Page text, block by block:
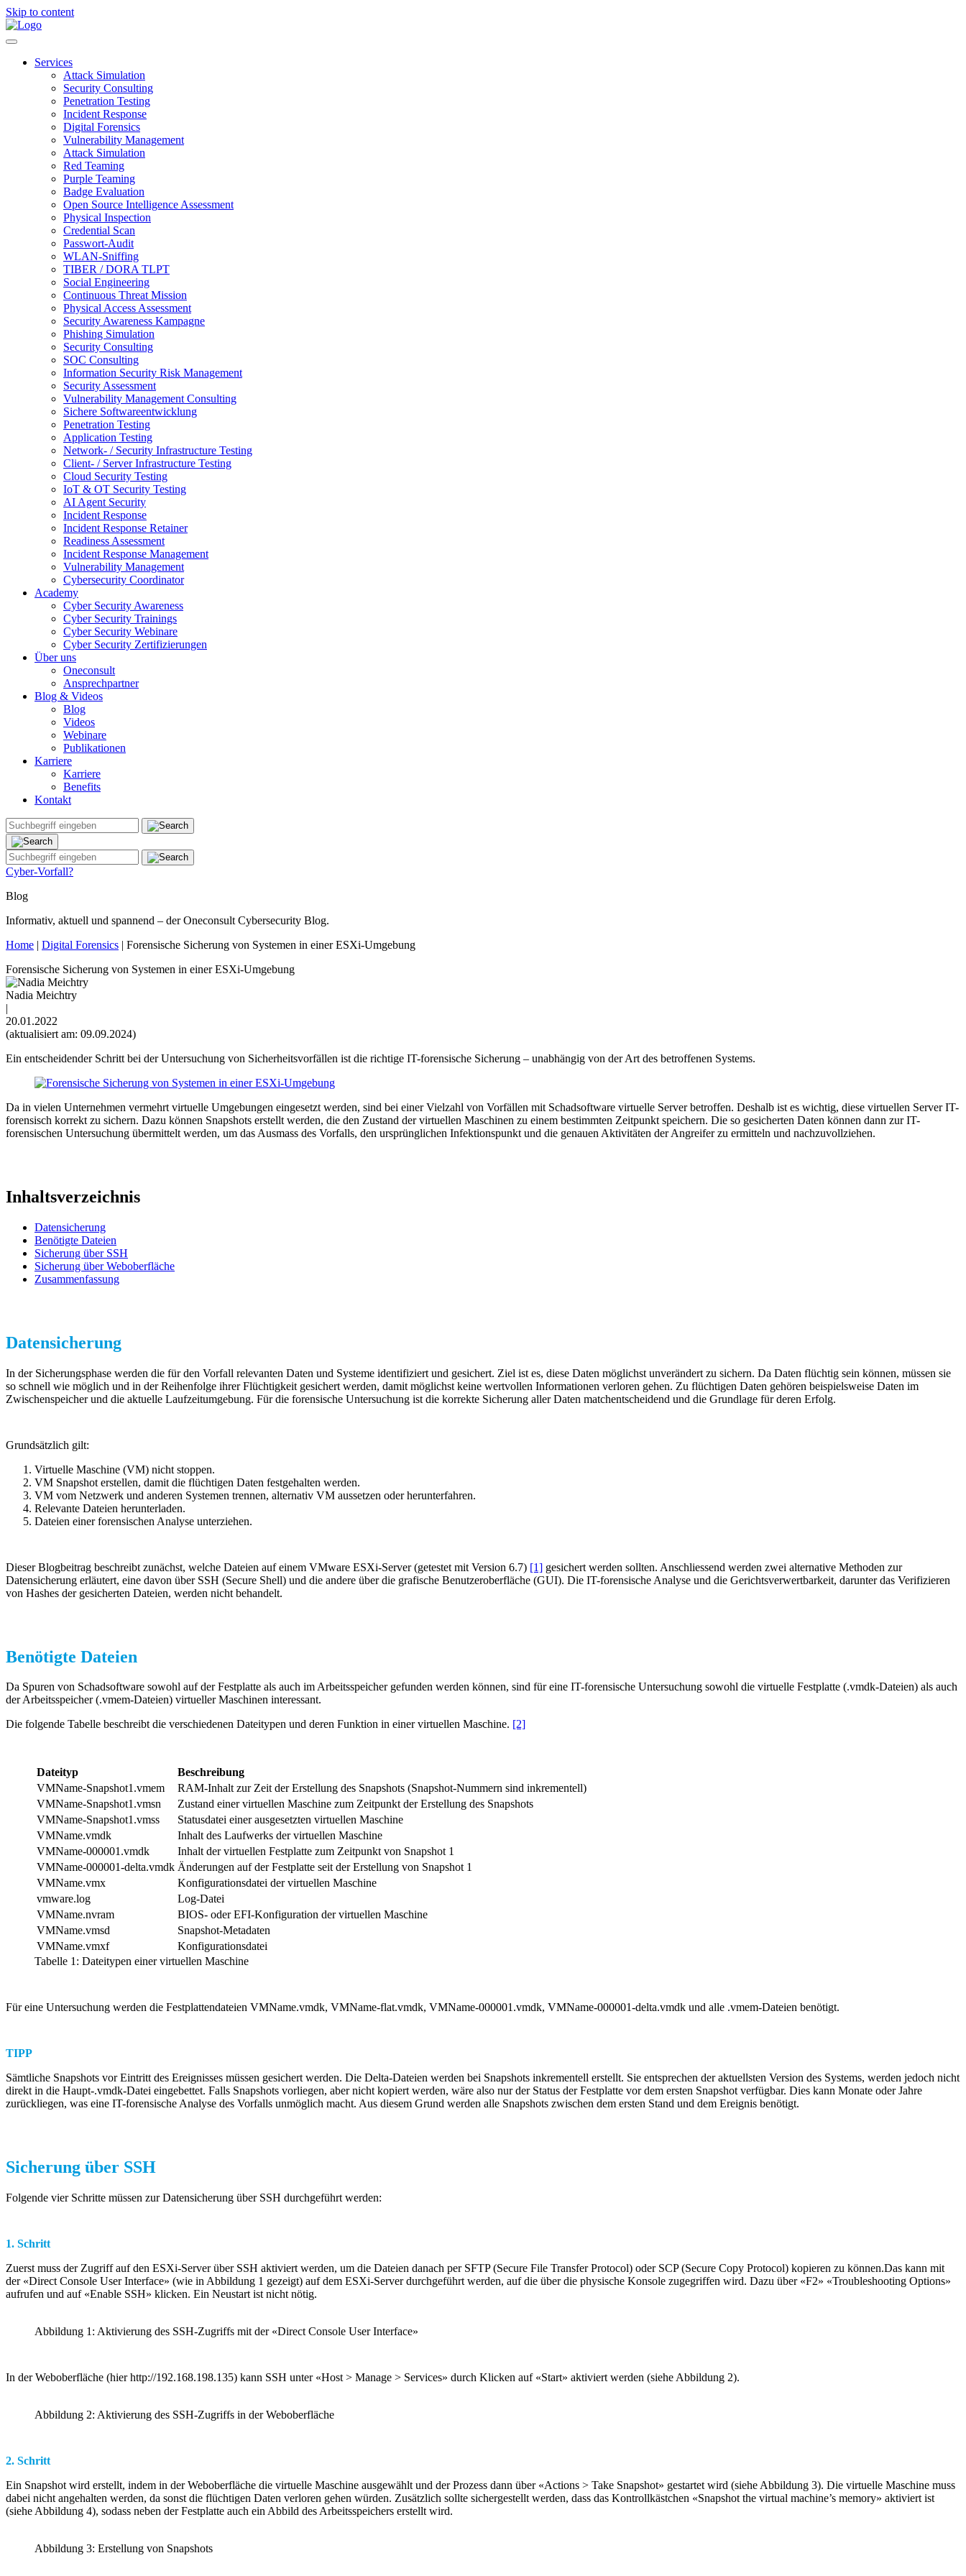
Skip to content
Services
Attack Simulation
Security Consulting
Penetration Testing
Incident Response
Digital Forensics
Vulnerability Management
Attack Simulation
Red Teaming
Purple Teaming
Badge Evaluation
Open Source Intelligence Assessment
Physical Inspection
Credential Scan
Passwort-Audit
WLAN-Sniffing
TIBER / DORA TLPT
Social Engineering
Continuous Threat Mission
Physical Access Assessment
Security Awareness Kampagne
Phishing Simulation
Security Consulting
SOC Consulting
Information Security Risk Management
Security Assessment
Vulnerability Management Consulting
Sichere Softwareentwicklung
Penetration Testing
Application Testing
Network- / Security Infrastructure Testing
Client- / Server Infrastructure Testing
Cloud Security Testing
IoT & OT Security Testing
AI Agent Security
Incident Response
Incident Response Retainer
Readiness Assessment
Incident Response Management
Vulnerability Management
Cybersecurity Coordinator
Academy
Cyber Security Awareness
Cyber Security Trainings
Cyber Security Webinare
Cyber Security Zertifizierungen
Über uns
Oneconsult
Ansprechpartner
Blog & Videos
Blog
Videos
Webinare
Publikationen
Karriere
Karriere
Benefits
Kontakt
Cyber-Vorfall?
Blog
Informativ, aktuell und spannend – der Oneconsult Cybersecurity Blog.
Home | Digital Forensics | Forensische Sicherung von Systemen in einer ESXi-Umgebung
Forensische Sicherung von Systemen in einer ESXi-Umgebung
Nadia Meichtry
|
20.01.2022
(aktualisiert am: 09.09.2024)
Ein entscheidender Schritt bei der Untersuchung von Sicherheitsvorfällen ist die richtige IT-forensische Sicherung – unabhängig von der Art des betroffenen Systems.
Da in vielen Unternehmen vermehrt virtuelle Umgebungen eingesetzt werden, sind bei einer Vielzahl von Vorfällen mit Schadsoftware virtuelle Server betroffen. Deshalb ist es wichtig, diese virtuellen Server IT-
forensisch korrekt zu sichern. Dazu können Snapshots erstellt werden, die den Zustand der virtuellen Maschinen zu einem bestimmten Zeitpunkt speichern. Die so gesicherten Daten können dann zur IT-
forensischen Untersuchung übermittelt werden, um das Ausmass des Vorfalls, den ursprünglichen Infektionspunkt und die genauen Aktivitäten der Angreifer zu ermitteln und nachzuvollziehen.
Inhaltsverzeichnis
Datensicherung
Benötigte Dateien
Sicherung über SSH
Sicherung über Weboberfläche
Zusammenfassung
Datensicherung
In der Sicherungsphase werden die für den Vorfall relevanten Daten und Systeme identifiziert und gesichert. Ziel ist es, diese Daten möglichst unverändert zu sichern. Da Daten flüchtig sein können, müssen sie
so schnell wie möglich und in der Reihenfolge ihrer Flüchtigkeit gesichert werden, damit möglichst keine wertvollen Informationen verloren gehen. Zu flüchtigen Daten gehören beispielsweise Daten im
Zwischenspeicher und die aktuelle Laufzeitumgebung. Für die forensische Untersuchung ist die korrekte Sicherung aller Daten matchentscheidend und die Grundlage für deren Erfolg.
Grundsätzlich gilt:
Virtuelle Maschine (VM) nicht stoppen.
VM Snapshot erstellen, damit die flüchtigen Daten festgehalten werden.
VM vom Netzwerk und anderen Systemen trennen, alternativ VM aussetzen oder herunterfahren.
Relevante Dateien herunterladen.
Dateien einer forensischen Analyse unterziehen.
Dieser Blogbeitrag beschreibt zunächst, welche Dateien auf einem VMware ESXi-Server (getestet mit Version 6.7) [1] gesichert werden sollten. Anschliessend werden zwei alternative Methoden zur
Datensicherung erläutert, eine davon über SSH (Secure Shell) und die andere über die grafische Benutzeroberfläche (GUI). Die IT-forensische Analyse und die Gerichtsverwertbarkeit, darunter das Verifizieren
von Hashes der gesicherten Dateien, werden nicht behandelt.
Benötigte Dateien
Da Spuren von Schadsoftware sowohl auf der Festplatte als auch im Arbeitsspeicher gefunden werden können, sind für eine IT-forensische Untersuchung sowohl die virtuelle Festplatte (.vmdk-Dateien) als auch
der Arbeitsspeicher (.vmem-Dateien) virtueller Maschinen interessant.
Die folgende Tabelle beschreibt die verschiedenen Dateitypen und deren Funktion in einer virtuellen Maschine. [2]
Dateityp
Beschreibung
VMName-Snapshot1.vmem
RAM-Inhalt zur Zeit der Erstellung des Snapshots (Snapshot-Nummern sind inkrementell)
VMName-Snapshot1.vmsn
Zustand einer virtuellen Maschine zum Zeitpunkt der Erstellung des Snapshots
VMName-Snapshot1.vmss
Statusdatei einer ausgesetzten virtuellen Maschine
VMName.vmdk
Inhalt des Laufwerks der virtuellen Maschine
VMName-000001.vmdk
Inhalt der virtuellen Festplatte zum Zeitpunkt von Snapshot 1
VMName-000001-delta.vmdk Änderungen auf der Festplatte seit der Erstellung von Snapshot 1
VMName.vmx
Konfigurationsdatei der virtuellen Maschine
vmware.log
Log-Datei
VMName.nvram
BIOS- oder EFI-Konfiguration der virtuellen Maschine
VMName.vmsd
Snapshot-Metadaten
VMName.vmxf
Konfigurationsdatei
Tabelle 1: Dateitypen einer virtuellen Maschine
Für eine Untersuchung werden die Festplattendateien VMName.vmdk, VMName-flat.vmdk, VMName-000001.vmdk, VMName-000001-delta.vmdk und alle .vmem-Dateien benötigt.
TIPP
Sämtliche Snapshots vor Eintritt des Ereignisses müssen gesichert werden. Die Delta-Dateien werden bei Snapshots inkrementell erstellt. Sie entsprechen der aktuellsten Version des Systems, werden jedoch nicht
direkt in die Haupt-.vmdk-Datei eingebettet. Falls Snapshots vorliegen, aber nicht kopiert werden, wäre also nur der Status der Festplatte vor dem ersten Snapshot verfügbar. Dies kann Monate oder Jahre
zurückliegen, was eine IT-forensische Analyse des Vorfalls unmöglich macht. Aus diesem Grund werden alle Snapshots zwischen dem ersten Stand und dem Ereignis benötigt.
Sicherung über SSH
Folgende vier Schritte müssen zur Datensicherung über SSH durchgeführt werden:
1. Schritt
Zuerst muss der Zugriff auf den ESXi-Server über SSH aktiviert werden, um die Dateien danach per SFTP (Secure File Transfer Protocol) oder SCP (Secure Copy Protocol) kopieren zu können.Das kann mit
der «Direct Console User Interface» (wie in Abbildung 1 gezeigt) auf dem ESXi-Server durchgeführt werden, auf die über die physische Konsole zugegriffen wird. Dazu über «F2» «Troubleshooting Options»
aufrufen und auf «Enable SSH» klicken. Ein Neustart ist nicht nötig.
Abbildung 1: Aktivierung des SSH-Zugriffs mit der «Direct Console User Interface»
In der Weboberfläche (hier http://192.168.198.135) kann SSH unter «Host > Manage > Services» durch Klicken auf «Start» aktiviert werden (siehe Abbildung 2).
Abbildung 2: Aktivierung des SSH-Zugriffs in der Weboberfläche
2. Schritt
Ein Snapshot wird erstellt, indem in der Weboberfläche die virtuelle Maschine ausgewählt und der Prozess dann über «Actions > Take Snapshot» gestartet wird (siehe Abbildung 3). Die virtuelle Maschine muss
dabei nicht angehalten werden, da sonst die flüchtigen Daten verloren gehen würden. Zusätzlich sollte sichergestellt werden, dass das Kontrollkästchen «Snapshot the virtual machine’s memory» aktiviert ist
(siehe Abbildung 4), sodass neben der Festplatte auch ein Abbild des Arbeitsspeichers erstellt wird.
Abbildung 3: Erstellung von Snapshots